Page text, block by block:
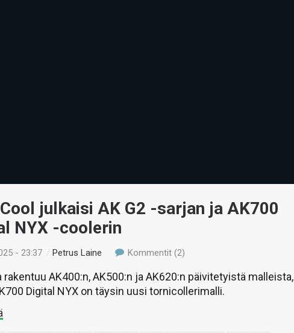
julkaisi AK G2 -sarjan ja AK700
NYX -coolerin
- 23:37 /Petrus Laine Kommentit (2)
rakentuu AK400:n, AK500:n ja AK620:n päivitetyistä malleista,
Digital NYX on täysin uusi tornicollerimalli.